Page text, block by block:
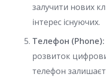
залучити нових
інтерес існуючих.
Телефон (Phone):
розвиток
телефон